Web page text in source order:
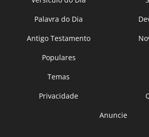
Palavra do Dia
Antigo Testamento
Populares
Temas
Privacidade
Anuncie